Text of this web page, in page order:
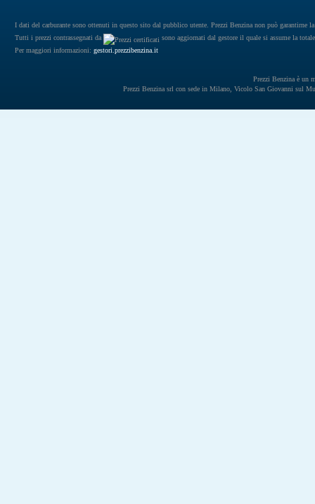
I dati del carburante sono ottenuti in questo sito dal pubblico utente. Prezzi Benzina non può garantirne
Tutti i prezzi contrassegnati da
sono aggiornati dal gestore il quale si assume la
Per maggiori informazioni: gestori.prezzibenzina.it
Prezzi Benzina è un
Prezzi Benzina srl con sede in Milano, Vicolo San Giovanni sul